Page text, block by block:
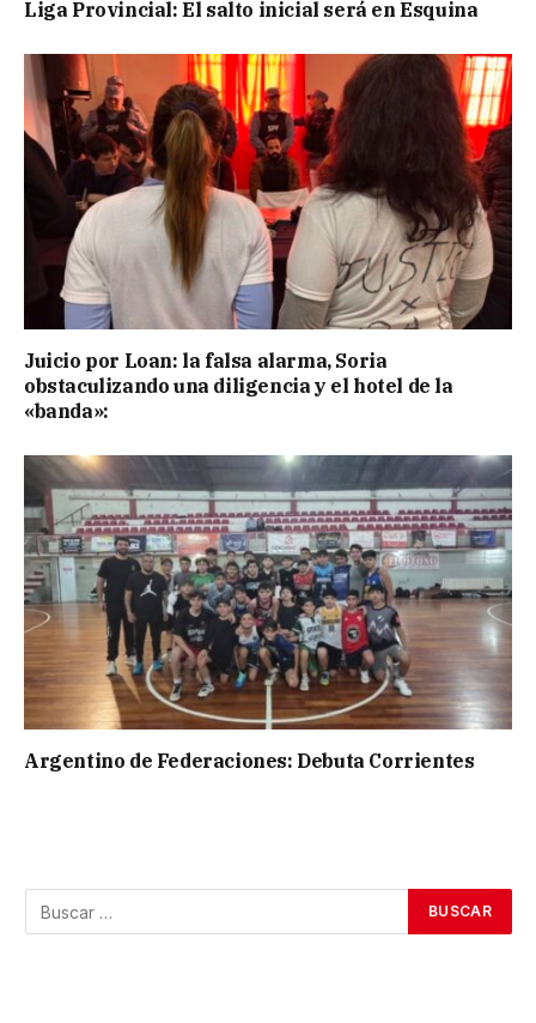
Liga Provincial: El salto inicial será en Esquina
Juicio por Loan: la falsa alarma, Soria
obstaculizando una diligencia y el hotel de la
«banda»:
Argentino de Federaciones: Debuta Corrientes